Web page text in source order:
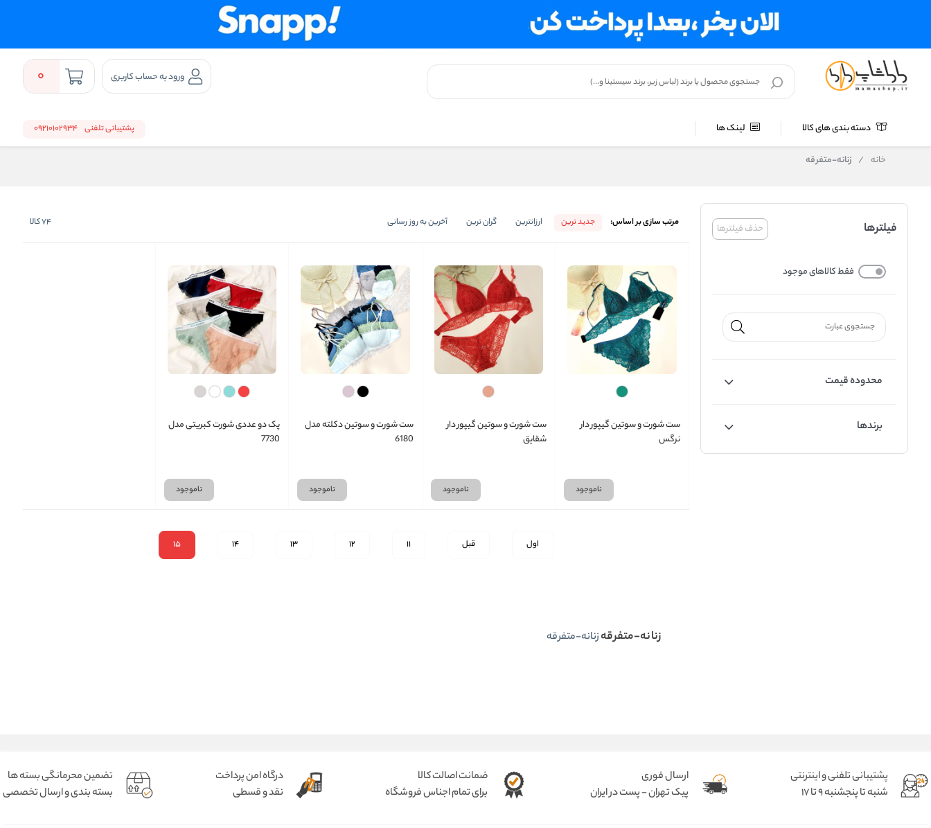
ورود به حساب کاربری 0
دسته بندی های کالا لینک ها پشتیبانی تلفنی 09210102934
خانه / زنانه-متفرقه
حذف فیلترها فیلترها
فقط کالاهای موجود
محدوده قیمت
برندها
مرتب سازی بر اساس: جدید ترین ارزانترین گران ترین آخرین به روز رسانی 74کالا
ست شورت و سوتین گیپور دار
نرگس
ناموجود
ست شورت و سوتین گیپور دار
شقایق
ناموجود
ست شورت و سوتین دکلته مدل
6180
ناموجود
پک دو عددی شورت کبریتی مدل
7730
ناموجود
اول قبل 11
12
13
14
15
زنانه-متفرقهزنانه-متفرقه
پشتیبانی تلفنی و اینترنتی
شنبه تا پنجشنبه 9 تا 17
ارسال فوری
پیک تهران - پست در ایران
ضمانت اصالت کالا
برای تمام اجناس فروشگاه
درگاه امن پرداخت
نقد و قسطی
تضمین محرمانگی بسته ها
بسته بندی و ارسال تخصصی